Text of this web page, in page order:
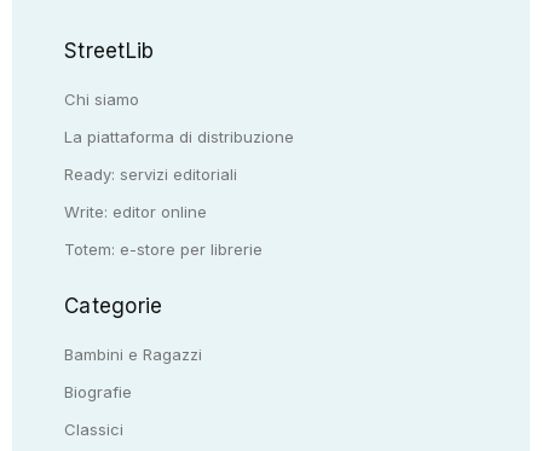
StreetLib
Chi siamo
La piattaforma di distribuzione
Ready: servizi editoriali
Write: editor online
Totem: e-store per librerie
Categorie
Bambini e Ragazzi
Biografie
Classici